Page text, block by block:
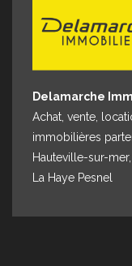
Delamarche
Achat, vente,
immobilières
Hauteville-sur-
La Haye Pesnel